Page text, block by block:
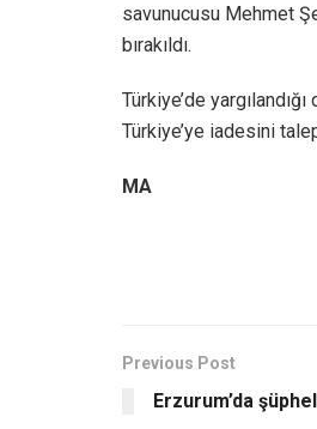
savunucusu Mehmet
bırakıldı.
Türkiye’de
Türkiye’ye iadesini
MA
Previous Post
Erzurum’da